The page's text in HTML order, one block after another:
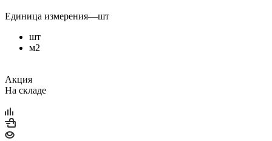
Единица измерения—шт
шт
м2
Акция
На складе